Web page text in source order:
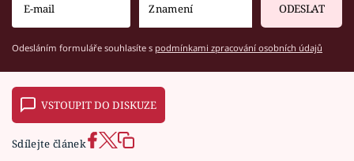
ODESLAT
Odesláním formuláře souhlasíte s podmínkami zpracování osobních údajů
VSTOUPIT DO DISKUZE
Sdílejte článek